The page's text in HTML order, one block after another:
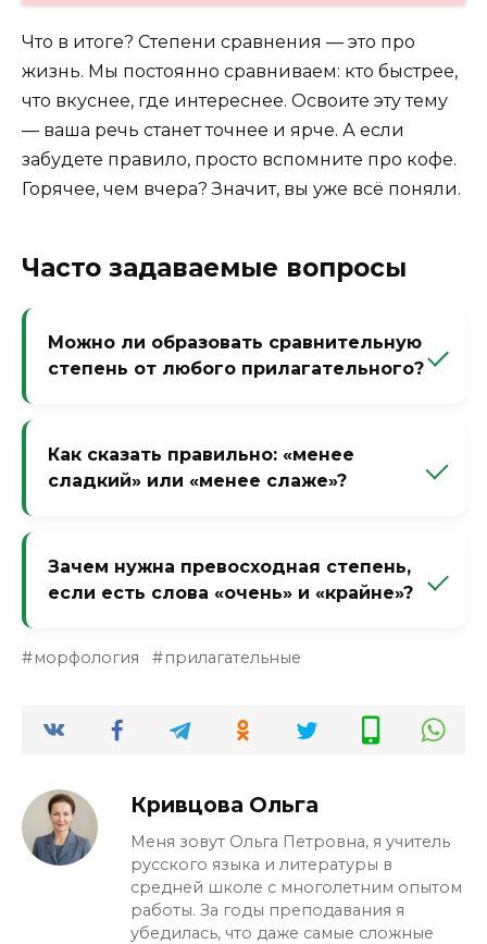
Что в итоге? Степени сравнения — это про
жизнь. Мы постоянно сравниваем: кто быстрее,
что вкуснее, где интереснее. Освоите эту тему
— ваша речь станет точнее и ярче. А если
забудете правило, просто вспомните про кофе.
Горячее, чем вчера? Значит, вы уже всё поняли.
Часто задаваемые вопросы
Можно ли образовать сравнительную
степень от любого прилагательного?
зимний) и притяжательных (мамин,
лисий) — почти нет. Но язык живёт,
Как сказать правильно: «менее
сладкий» или «менее слаже»?
неизменяемого прилагательного в
начальной форме.
Зачем нужна превосходная степень,
если есть слова «очень» и «крайне»?
степень признака. «Умнейший» — уже
степень всегда подразумевает, что
предмет превосходит всех остальных по
морфология прилагательные
Кривцова Ольга
Меня зовут Ольга Петровна, я учитель
русского языка и литературы в
средней школе с многолетним опытом
работы. За годы преподавания я
убедилась, что даже самые сложные